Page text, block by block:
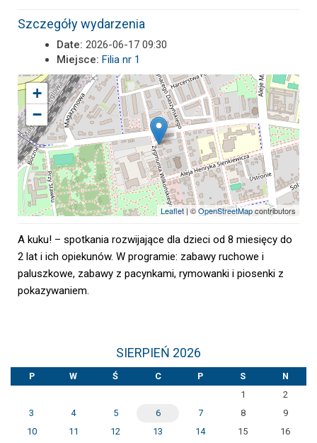
Szczegóły wydarzenia
Date: 2026-06-17 09:30
Miejsce: Filia nr 1
+
−
Leaflet | ©OpenStreetMapcontributors
A kuku! – spotkania rozwijające dla dzieci od 8 miesięcy do
2 lat i ich opiekunów. W programie: zabawy ruchowe i
paluszkowe, zabawy z pacynkami, rymowanki i piosenki z
pokazywaniem.
SIERPIEŃ 2026
P W Ś C P S
N
1
2
3
4 5 6 7 8
9
10
11 12 13 14 15
16